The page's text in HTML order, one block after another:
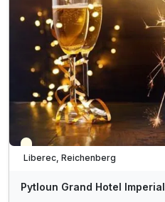
inkl. WLAN Nutzung im Hotel
Saisonal verfügbar
Liberec, Reichenberg
Pytloun Grand Hotel Imperial